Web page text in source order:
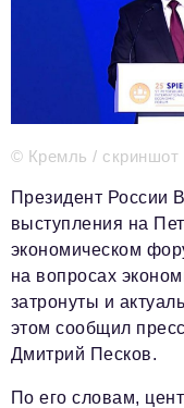
Информационный
info@business-
Отдел рекламы
reklama@business-
Отдел
partner@business-
© Кремль / скриншот
Президент России
выступления на
экономическом
на вопросах
затронуты и
этом сообщил
Дмитрий Песков.
По его словам,